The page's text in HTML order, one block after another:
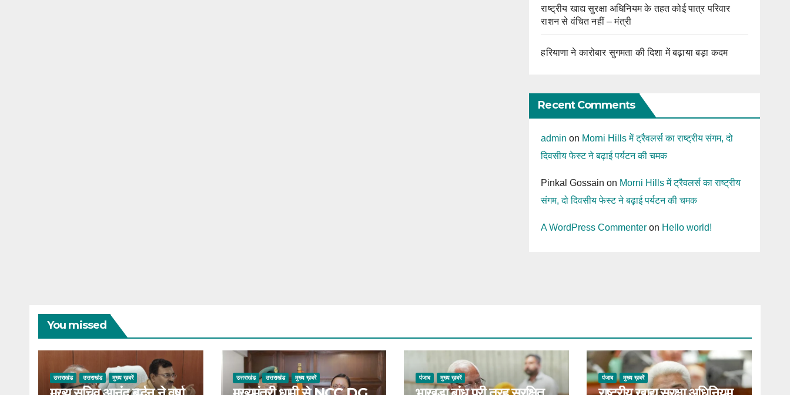
राष्ट्रीय खाद्य सुरक्षा अधिनियम के तहत कोई पात्र परिवार
राशन से वंचित नहीं – मंत्री
हरियाणा ने कारोबार सुगमता की दिशा में बढ़ाया बड़ा कदम
Recent Comments
admin on Morni Hills में ट्रैवलर्स का राष्ट्रीय संगम, दो
दिवसीय फेस्ट ने बढ़ाई पर्यटन की चमक
Pinkal Gossain on Morni Hills में ट्रैवलर्स का राष्ट्रीय
संगम, दो दिवसीय फेस्ट ने बढ़ाई पर्यटन की चमक
A WordPress Commenter on Hello world!
You missed
उत्तराखंड उत्तराखंड मुख्य ख़बरें उत्तराखंड उत्तराखंड मुख्य ख़बरें पंजाब मुख्य ख़बरें पंजाब मुख्य ख़बरें